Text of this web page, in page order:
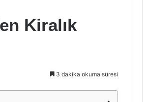
Kiralık
3 dakika okuma süresi